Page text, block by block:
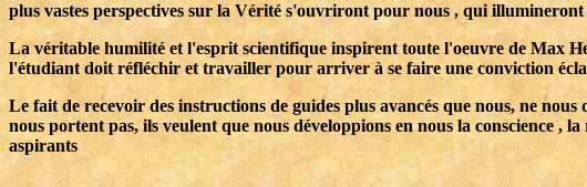
plus vastes perspectives sur la Vérité s'ouvriront pour nous , qui
La véritable humilité et l'esprit scientifique inspirent toute l'oeuvre de Max
l'étudiant doit réfléchir et travailler pour arriver à se faire une conviction
Le fait de recevoir des instructions de guides plus avancés que nous, ne
nous portent pas, ils veulent que nous développions en nous la conscience
aspirants